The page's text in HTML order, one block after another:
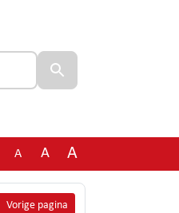
A A A
Vorige pagina